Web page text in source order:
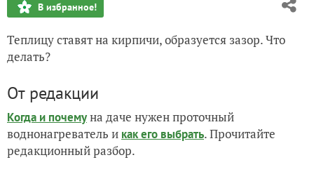
В избранное!
Теплицу ставят на кирпичи, образуется зазор. Что
делать?
От редакции
Когда и почемуна даче нужен проточный
воднонагреватель и как его выбрать. Прочитайте
редакционный разбор.